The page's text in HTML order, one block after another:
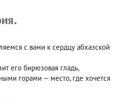
с вами к сердцу абхазской
его бирюзовая гладь,
горами — место, где хочется